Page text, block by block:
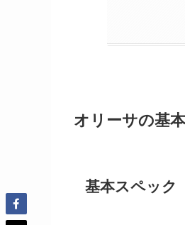
オリーサの基
基本スペック